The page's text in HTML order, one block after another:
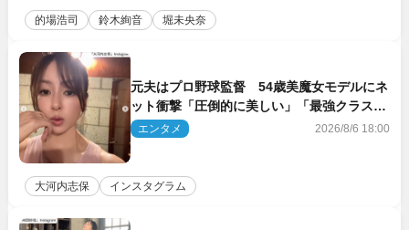
的場浩司 鈴木絢音 堀未央奈
元夫はプロ野球監督 54歳美魔女モデルにネ
ット衝撃「圧倒的に美しい」「最強クラス」
「うっとり」
エンタメ 2026/8/6 18:00
大河内志保 インスタグラム